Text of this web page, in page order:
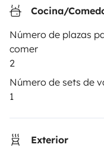
Cocina/
Número de plazas
comer
2
Número de sets de
1
Exterior
Contrato de alquiler
Asistencias de alquiler
Ayuda propietario